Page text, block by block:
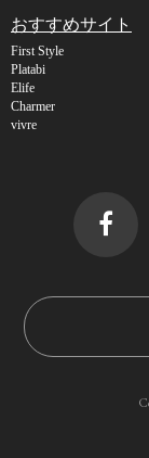
おすすめサイト
First Style
Platabi
Elife
Charmer
vivre